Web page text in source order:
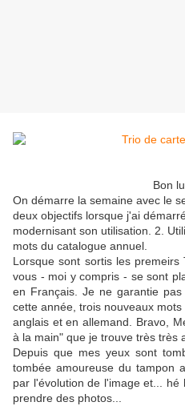
Bon
On démarre la semaine avec le
deux objectifs lorsque j'ai
modernisant son utilisation. 2.
mots du catalogue annuel.
Lorsque sont sortis les
vous - moi y compris - se sont
en Français. Je ne garantie
cette année, trois nouveaux
anglais et en allemand. Bravo,
à la main" que je trouve très très
Depuis que mes yeux sont
tombée amoureuse du tampon
par l'évolution de l'image et...
prendre des photos...